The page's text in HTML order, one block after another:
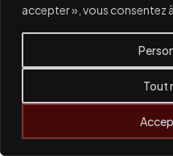
accepter », vous consentez
Tout